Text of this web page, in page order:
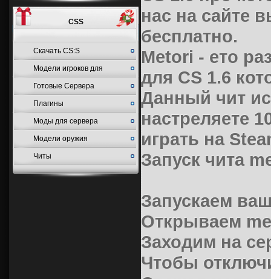
CSS
Cкачать CS:S
Модели игроков для
CSS
Готовые Сервера
Плагины
Моды для сервера
Модели оружия
Читы
нас на сайте
бесплатно.
Мetori - ето
для CS 1.6
Данный чит
настреляете
играть на
Запуск чита
Запускаем
Открываем
Заходим на
Чтобы